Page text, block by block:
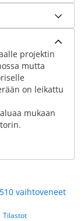
projektin
mutta
on leikattu
mukaan
vaihtoveneet
Tilastot